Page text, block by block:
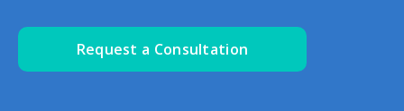
Request a Consultation